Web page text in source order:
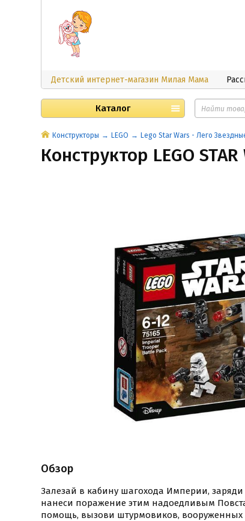
Детский интернет-магазин Милая Мама
Каталог
Конструкторы LEGO Lego Star Wars - Лего
Конструктор LEGO
Обзор
Залезай в кабину шагохода Империи,
нанеси поражение этим надоедливым
помощь, вызови штурмовиков, вооруженных